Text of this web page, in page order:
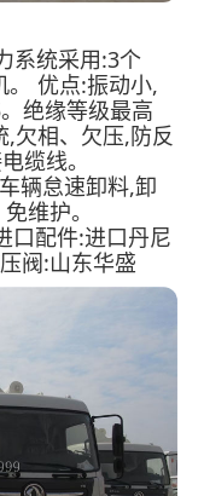
系统采用:3个
。 优点:振动小,
绝缘等级最高
,欠相、欠压,防反
缆线。
辆怠速卸料,卸
维护。
口配件:进口丹尼
阀:山东华盛